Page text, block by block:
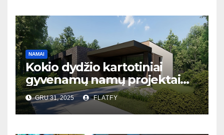
NAMAI
Kokio dydžio kartotiniai
gyvenamų namų projektai
populiariausi Lietuvoje?
GRU 31, 2025 FLATFY